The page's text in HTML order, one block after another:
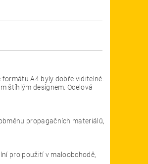
A4 byly dobře viditelné.
štíhlým designem. Ocelová
propagačních materiálů,
pro použití v maloobchodě,